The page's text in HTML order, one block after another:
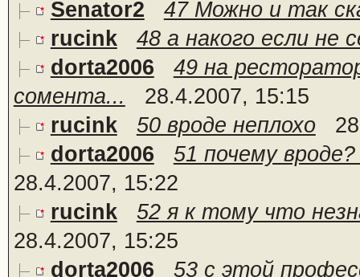
Senator2
47 Можно и так
rucink
48 а накого если не
dorta2006
49 на
сомента...
28.4.2007, 15:15
rucink
50 вроде неплохо
dorta2006
51 почему
28.4.2007, 15:22
rucink
52 я к тому что
28.4.2007, 15:25
dorta2006
53 с этой